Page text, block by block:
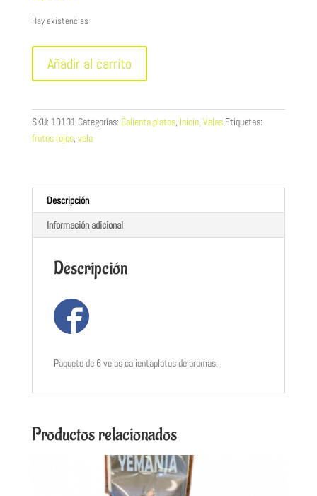
Hay existencias
calientaplatos
Frutos
cantidad
Añadir al carrito
SKU: 10101 Categorías: Calienta platos, Inicio, Velas Etiquetas:
frutos rojos, vela
Descripción
Información adicional
Descripción
Paquete de 6 velas calientaplatos de aromas.
Productos relacionados